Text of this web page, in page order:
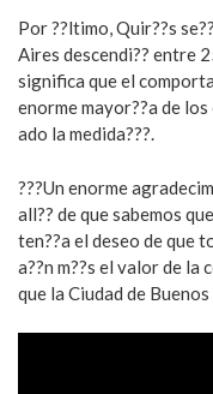
Por ??ltimo, Quir??s
Aires descendi?? entre
significa que el
enorme mayor??a de
ado la medida???.
???Un enorme
all?? de que sabemos
ten??a el deseo de que
a??n m??s el valor de la
que la Ciudad de